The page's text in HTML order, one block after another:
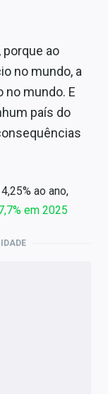
porque ao
no mundo, a
mundo. E
país do
ao ano,
em 2025